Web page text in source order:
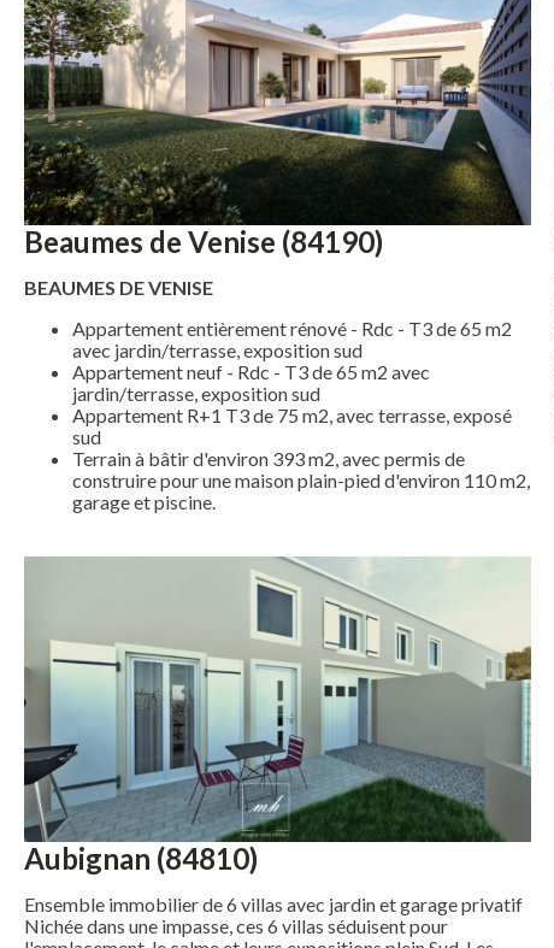
Beaumes de Venise (84190)
BEAUMES DE VENISE
Appartement entièrement rénové - Rdc - T3 de 65 m2
avec jardin/terrasse, exposition sud
Appartement neuf - Rdc - T3 de 65 m2 avec
jardin/terrasse, exposition sud
Appartement R+1 T3 de 75 m2, avec terrasse, exposé
sud
Terrain à bâtir d'environ 393 m2, avec permis de
construire pour une maison plain-pied d'environ 110 m2,
garage et piscine.
Aubignan (84810)
Ensemble immobilier de 6 villas avec jardin et garage privatif
Nichée dans une impasse, ces 6 villas séduisent pour